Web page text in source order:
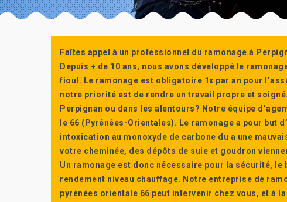
Faîtes appel à un professionnel du ramonage à
Depuis + de 10 ans, nous avons développé le
fioul. Le ramonage est obligatoire 1x par an pour
notre priorité est de rendre un travail propre et
Perpignan ou dans les alentours? Notre équipe
le 66 (Pyrénées-Orientales). Le ramonage a pour but
intoxication au monoxyde de carbone du a une
votre cheminée, des dépôts de suie et goudron
Un ramonage est donc nécessaire pour la sécurité, le
rendement niveau chauffage. Notre entreprise de
pyrénées orientale 66 peut intervenir chez vous, et à